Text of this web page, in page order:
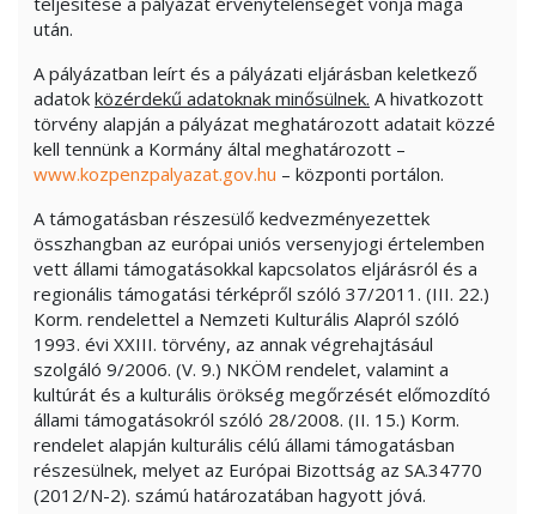
után.
A pályázatban leírt és a pályázati eljárásban keletkező
adatok közérdekű adatoknak minősülnek. A hivatkozott
törvény alapján a pályázat meghatározott adatait közzé
kell tennünk a Kormány által meghatározott –
www.kozpenzpalyazat.gov.hu – központi portálon.
A támogatásban részesülő kedvezményezettek
összhangban az európai uniós versenyjogi értelemben
vett állami támogatásokkal kapcsolatos eljárásról és a
regionális támogatási térképről szóló 37/2011. (III. 22.)
Korm. rendelettel a Nemzeti Kulturális Alapról szóló
1993. évi XXIII. törvény, az annak végrehajtásául
szolgáló 9/2006. (V. 9.) NKÖM rendelet, valamint a
kultúrát és a kulturális örökség megőrzését előmozdító
állami támogatásokról szóló 28/2008. (II. 15.) Korm.
rendelet alapján kulturális célú állami támogatásban
részesülnek, melyet az Európai Bizottság az SA.34770
(2012/N-2). számú határozatában hagyott jóvá.